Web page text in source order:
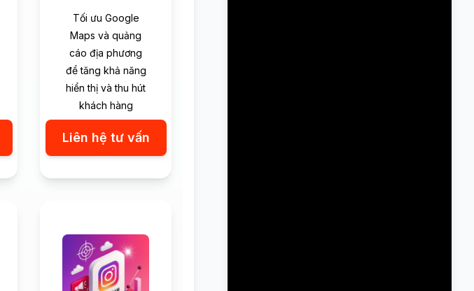
Tối ưu Google
Maps và quảng
cáo địa phương
để tăng khả năng
hiển thị và thu hút
khách hàng
Liên hệ tư vấn